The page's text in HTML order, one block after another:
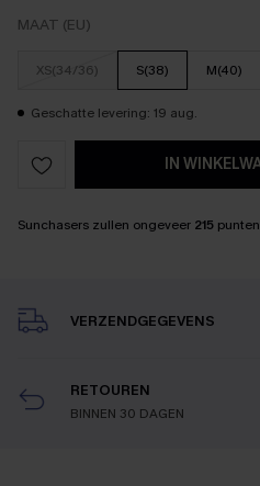
MAAT (EU)
XS(34/36) S(38) M(40)
Geschatte levering: 19 aug.
IN
Sunchasers zullen ongeveer 215
VERZENDGEGEVENS
RETOUREN
BINNEN 30 DAGEN